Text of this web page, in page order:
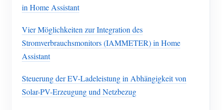
in Home Assistant
Vier Möglichkeiten zur Integration des
Stromverbrauchsmonitors (IAMMETER) in Home
Assistant
Steuerung der EV-Ladeleistung in Abhängigkeit von
Solar-PV-Erzeugung und Netzbezug